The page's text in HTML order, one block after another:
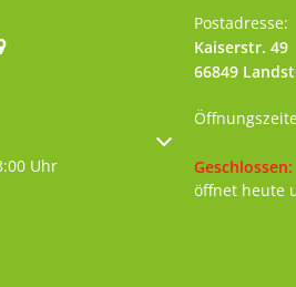
Öffnungs- oder Schließzeiten
Uhr
Postadresse:
Kaiserstr. 49
66849
Klicken, um
Geschlossen:
öffnet heute